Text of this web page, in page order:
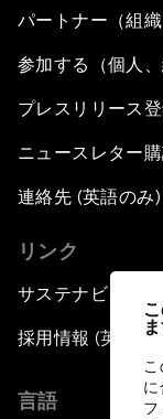
に
フ
パートナー（組
参加する（個人、
プレスリリース
ニュースレター
連絡先 (英語のみ)
リンク
サステナビリティ
採用情報 (英語の
言語